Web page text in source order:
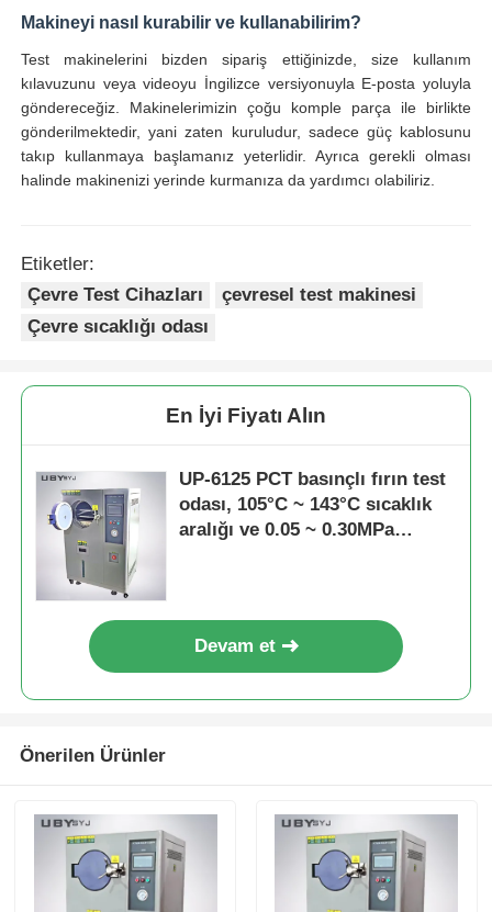
Makineyi nasıl kurabilir ve kullanabilirim?
Test makinelerini bizden sipariş ettiğinizde, size kullanım
kılavuzunu veya videoyu İngilizce versiyonuyla E-posta yoluyla
göndereceğiz. Makinelerimizin çoğu komple parça ile birlikte
gönderilmektedir, yani zaten kuruludur, sadece güç kablosunu
takıp kullanmaya başlamanız yeterlidir. Ayrıca gerekli olması
halinde makinenizi yerinde kurmanıza da yardımcı olabiliriz.
Etiketler:
Çevre Test Cihazları
çevresel test makinesi
Çevre sıcaklığı odası
En İyi Fiyatı Alın
UP-6125 PCT basınçlı fırın test
odası, 105°C ~ 143°C sıcaklık
aralığı ve 0.05 ~ 0.30MPa
Devam et
Önerilen Ürünler